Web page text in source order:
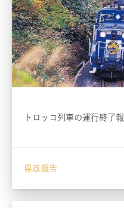
トロッコ列車の運行終了
県政報告